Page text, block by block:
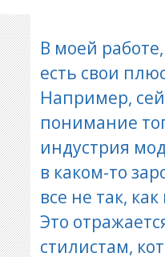
В моей
есть свои
Например,
понимание
индустрия
в каком-то
все не так,
Это
стилистам,